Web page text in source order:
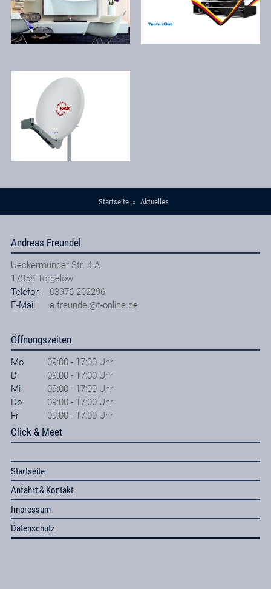
Startseite Aktuelles
Andreas Freundel
Ueckermünder Str. 4 A
17358 Torgelow
Telefon
03976 202296
E-Mail
a.freundel@t-online.de
Öffnungszeiten
Mo
09:00 - 17:00 Uhr
Di
09:00 - 17:00 Uhr
Mi
09:00 - 17:00 Uhr
Do
09:00 - 17:00 Uhr
Fr
09:00 - 17:00 Uhr
Click & Meet
Startseite
Anfahrt & Kontakt
Impressum
Datenschutz